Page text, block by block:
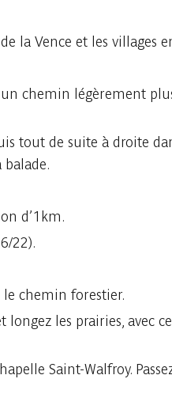
la Vence et les villages
chemin légèrement
tout de suite à droite
d’1km.
22).
chemin forestier.
les prairies, avec
Saint-Walfroy.